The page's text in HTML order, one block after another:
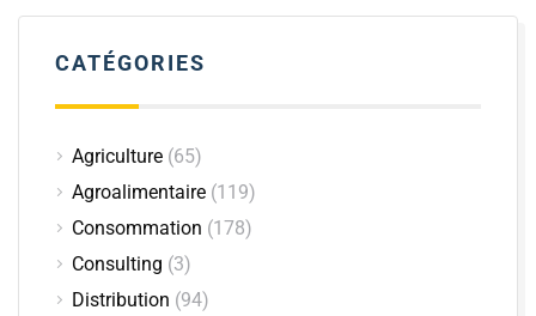
CATÉGORIES
Agriculture (65)
Agroalimentaire (119)
Consommation (178)
Consulting (3)
Distribution (94)